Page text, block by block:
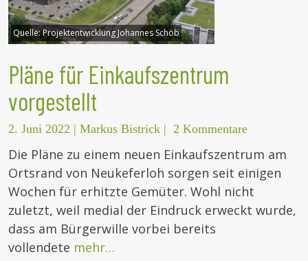
Quelle:Projektentwicklung Johannes Schöb
Pläne für Einkaufszentrum
vorgestellt
2. Juni 2022 | Markus Bistrick | 2 Kommentare
Die Pläne zu einem neuen Einkaufszentrum am
Ortsrand von Neukeferloh sorgen seit einigen
Wochen für erhitzte Gemüter. Wohl nicht
zuletzt, weil medial der Eindruck erweckt wurde,
dass am Bürgerwille vorbei bereits
vollendete mehr…